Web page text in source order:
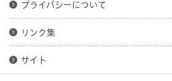
プライバシーについて
リンク集
サイト